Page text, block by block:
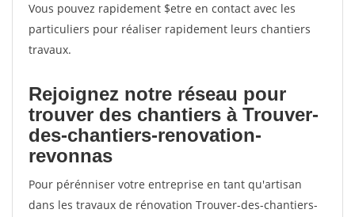
Vous pouvez rapidement $etre en contact avec les
particuliers pour réaliser rapidement leurs chantiers
travaux.
Rejoignez notre réseau pour
trouver des chantiers à Trouver-
des-chantiers-renovation-
revonnas
Pour pérénniser votre entreprise en tant qu'artisan
dans les travaux de rénovation Trouver-des-chantiers-